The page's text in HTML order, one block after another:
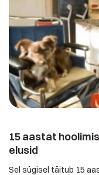
15 aastat
elusid
Sel sügisel täitub 15